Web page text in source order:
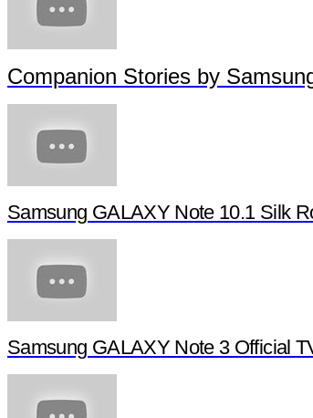
Companion Stories by
Samsung GALAXY Note 10.1 Silk
Samsung GALAXY Note 3 Official